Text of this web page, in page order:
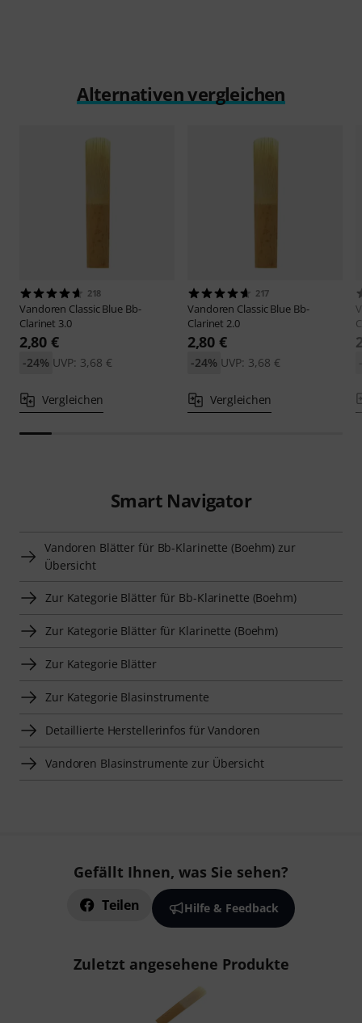
Alternativen vergleichen
218
Vandoren Classic Blue Bb-
Clarinet 3.0
2,80 €
UVP: 3,68 €
-24%
Vergleichen
217
Vandoren Classic Blue Bb-
Clarinet 2.0
2,80 €
UVP: 3,68 €
-24%
Vergleichen
Smart Navigator
Vandoren Blätter für Bb-Klarinette (Boehm) zur
Übersicht
Zur Kategorie Blätter für Bb-Klarinette (Boehm)
Zur Kategorie Blätter für Klarinette (Boehm)
Zur Kategorie Blätter
Zur Kategorie Blasinstrumente
Detaillierte Herstellerinfos für Vandoren
Vandoren Blasinstrumente zur Übersicht
Gefällt Ihnen, was Sie sehen?
Teilen Hilfe & Feedback
Zuletzt angesehene Produkte